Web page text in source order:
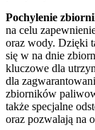
Pochylenie
na celu
oraz wody. Dzięki
się w na dnie
kluczowe dla
dla
zbiorników
także specjalne
oraz pozwalają na